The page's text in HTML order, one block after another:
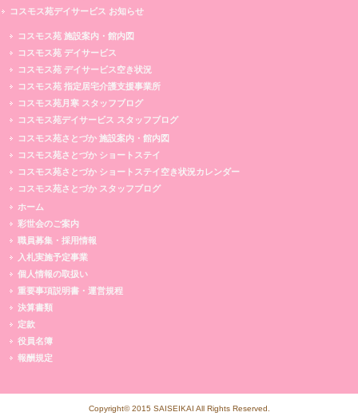
コスモス苑デイサービス お知らせ
コスモス苑 施設案内・館内図
コスモス苑 デイサービス
コスモス苑 デイサービス空き状況
コスモス苑 指定居宅介護支援事業所
コスモス苑月寒 スタッフブログ
コスモス苑デイサービス スタッフブログ
コスモス苑さとづか 施設案内・館内図
コスモス苑さとづか ショートステイ
コスモス苑さとづか ショートステイ空き状況カレンダー
コスモス苑さとづか スタッフブログ
ホーム
彩世会のご案内
職員募集・採用情報
入札実施予定事業
個人情報の取扱い
重要事項説明書・運営規程
決算書類
定款
役員名簿
報酬規定
Copyright© 2015 SAISEIKAI All Rights Reserved.